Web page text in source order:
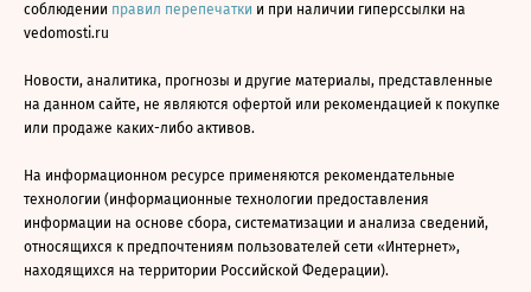
соблюдении правил перепечатки и при наличии гиперссылки на
vedomosti.ru
Новости, аналитика, прогнозы и другие материалы, представленные
на данном сайте, не являются офертой или рекомендацией к покупке
или продаже каких-либо активов.
На информационном ресурсе применяются рекомендательные
технологии (информационные технологии предоставления
информации на основе сбора, систематизации и анализа сведений,
относящихся к предпочтениям пользователей сети «Интернет»,
находящихся на территории Российской Федерации).